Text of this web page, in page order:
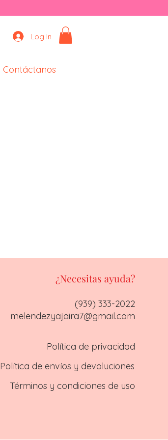
Log In
Contáctanos
¿Necesitas ayuda?
(939) 333-2022
melendezyajaira7@gmail.com
Política de privacidad
Política de envíos y devoluciones
Términos y condiciones de uso